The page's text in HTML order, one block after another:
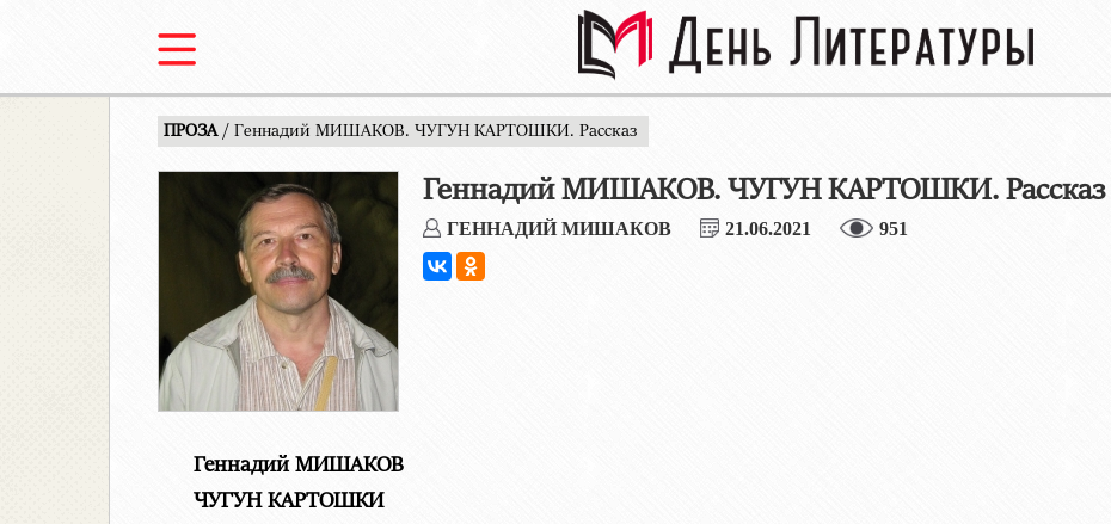
ПРОЗА / Геннадий МИШАКОВ. ЧУГУН КАРТОШКИ. Рассказ
Геннадий МИШАКОВ. ЧУГУН КАРТОШКИ. Рассказ
ГЕННАДИЙ МИШАКОВ 21.06.2021 951
Геннадий МИШАКОВ
ЧУГУН КАРТОШКИ